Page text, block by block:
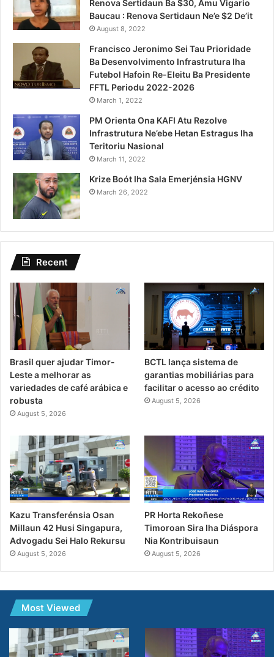
Renova Sertidaun Ba $30, Amu Vigario
Baucau : Renova Sertidaun Ne’e $2 De’it
August 8, 2022
Francisco Jeronimo Sei Tau Prioridade
Ba Desenvolvimento Infrastrutura Iha
Futebol Hafoin Re-Eleitu Ba Presidente
FFTL Periodu 2022-2026
March 1, 2022
PM Orienta Ona KAFI Atu Rezolve
Infrastrutura Ne’ebe Hetan Estragus Iha
Teritoriu Nasional
March 11, 2022
Krize Boót Iha Sala Emerjénsia HGNV
March 26, 2022
Recent
Brasil quer ajudar Timor-
Leste a melhorar as
variedades de café arábica e
robusta
August 5, 2026
BCTL lança sistema de
garantias mobiliárias para
facilitar o acesso ao crédito
August 5, 2026
Kazu Transferénsia Osan
Millaun 42 Husi Singapura,
Advogadu Sei Halo Rekursu
August 5, 2026
PR Horta Rekoñese
Timoroan Sira Iha Diáspora
Nia Kontribuisaun
August 5, 2026
Most Viewed